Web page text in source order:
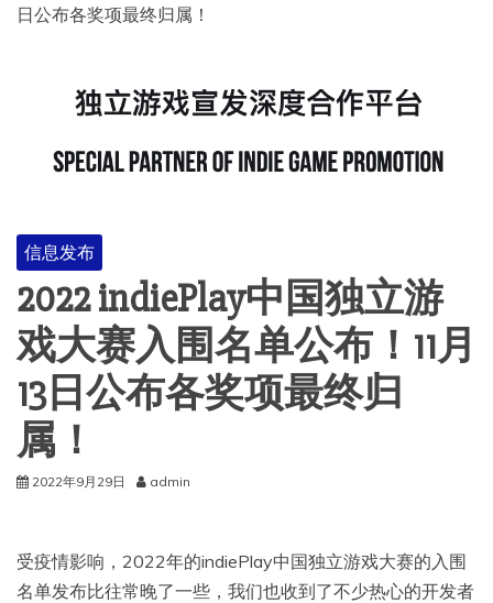
日公布各奖项最终归属！
信息发布
2022 indiePlay中国独立游
戏大赛入围名单公布！11月
13日公布各奖项最终归
属！
2022年9月29日 admin
受疫情影响，2022年的indiePlay中国独立游戏大赛的入围
名单发布比往常晚了一些，我们也收到了不少热心的开发者